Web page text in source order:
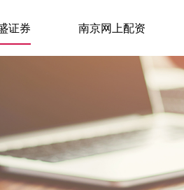
证券 南京网上配资